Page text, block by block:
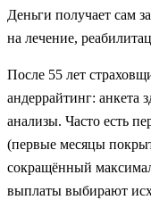
Деньги получает сам
на лечение,
После 55 лет
андеррайтинг: анкета
анализы. Часто есть
(первые месяцы
сокращённый
выплаты выбирают